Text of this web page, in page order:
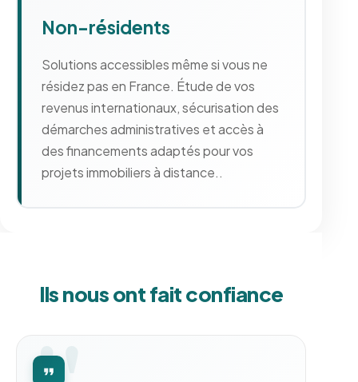
Non-résidents
Solutions accessibles même si vous ne
résidez pas en France. Étude de vos
revenus internationaux, sécurisation des
démarches administratives et accès à
des financements adaptés pour vos
projets immobiliers à distance..
Ils nous ont fait confiance